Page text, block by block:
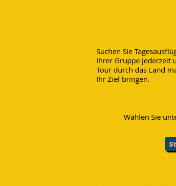
Suchen Sie
Ihrer Gruppe jederzeit
Tour durch das Land
Ihr Ziel bringen.
Wählen Sie unten